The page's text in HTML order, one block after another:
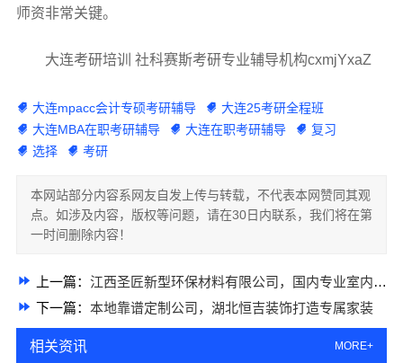
师资非常关键。
大连考研培训 社科赛斯考研专业辅导机构cxmjYxaZ
大连mpacc会计专硕考研辅导
大连25考研全程班
大连MBA在职考研辅导
大连在职考研辅导
复习
选择
考研
本网站部分内容系网友自发上传与转载，不代表本网赞同其观
点。如涉及内容，版权等问题，请在30日内联系，我们将在第
一时间删除内容！
上一篇： 江西圣匠新型环保材料有限公司，国内专业室内装修费用预算大揭秘
下一篇： 本地靠谱定制公司，湖北恒吉装饰打造专属家装
相关资讯 MORE+